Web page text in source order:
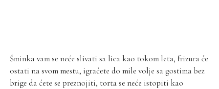
Šminka vam se neće slivati sa lica kao tokom leta, frizura će
ostati na svom mestu, igraćete do mile volje sa gostima bez
brige da ćete se preznojiti, torta se neće istopiti kao